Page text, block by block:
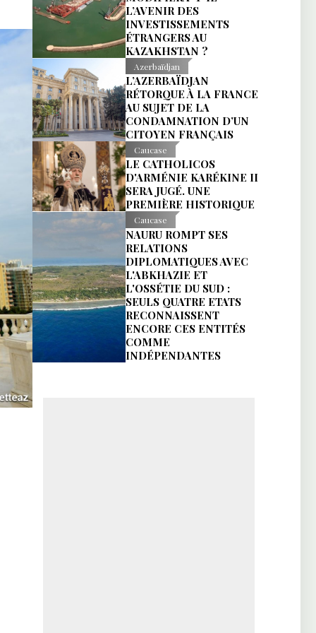
L’AVENIR DES
INVESTISSEMENTS
ÉTRANGERS AU
KAZAKHSTAN ?
Azerbaïdjan
L’AZERBAÏDJAN
RÉTORQUE À LA FRANCE
AU SUJET DE LA
CONDAMNATION D’UN
CITOYEN FRANÇAIS
Caucase
LE CATHOLICOS
D'ARMÉNIE KARÉKINE II
SERA JUGÉ. UNE
PREMIÈRE HISTORIQUE
Caucase
NAURU ROMPT SES
RELATIONS
DIPLOMATIQUES AVEC
L'ABKHAZIE ET
L'OSSÉTIE DU SUD :
SEULS QUATRE ETATS
RECONNAISSENT
ENCORE CES ENTITÉS
COMME
INDÉPENDANTES